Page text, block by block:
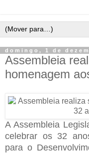
domingo, 1 de
Assembleia
homenagem
A Assembleia
celebrar os 32
para o